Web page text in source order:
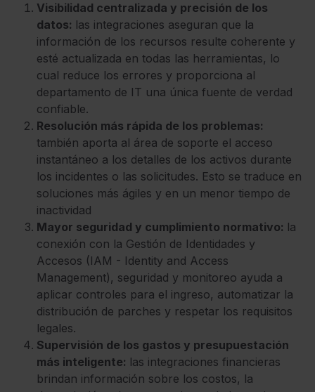
Visibilidad centralizada y precisión de los
datos: las integraciones aseguran que la
información de los recursos resulte coherente y
esté actualizada en todas las herramientas, lo
cual reduce los errores y proporciona al
departamento de IT una única fuente de verdad
confiable.
Resolución más rápida de los problemas:
también aporta al área de soporte el acceso
instantáneo a los detalles de los activos durante
los incidentes o las solicitudes. Esto se traduce en
soluciones más ágiles y en un menor tiempo de
inactividad
Mayor seguridad y cumplimiento normativo: la
conexión con la Gestión de Identidades y
Accesos (IAM - Identity and Access
Management), seguridad y monitoreo ayuda a
aplicar controles para el ingreso, automatizar la
distribución de parches y respetar los requisitos
legales.
Supervisión de los gastos y presupuestación
más inteligente: las integraciones financieras
brindan información sobre los costos, la